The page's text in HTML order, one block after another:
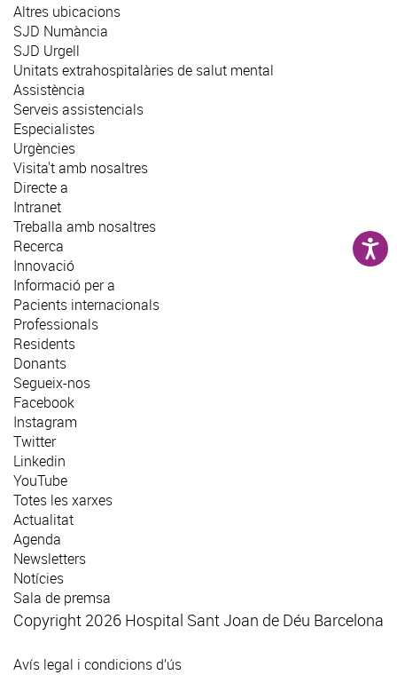
Altres ubicacions
SJD Numància
SJD Urgell
Unitats extrahospitalàries de salut mental
Assistència
Serveis assistencials
Especialistes
Urgències
Visita't amb nosaltres
Directe a
Intranet
Treballa amb nosaltres
Recerca
Innovació
Informació per a
Pacients internacionals
Professionals
Residents
Donants
Segueix-nos
Facebook
Instagram
Twitter
Linkedin
YouTube
Totes les xarxes
Actualitat
Agenda
Newsletters
Notícies
Sala de premsa
Copyright 2026 Hospital Sant Joan de Déu Barcelona
Avís legal i condicions d’ús